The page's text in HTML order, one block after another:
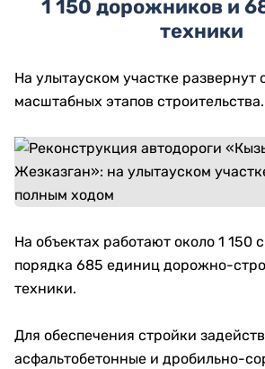
1 150 дорожников и
техники
На улытауском участке развернут
масштабных этапов строительства.
На объектах работают около 1 150
порядка 685 единиц дорожно-
техники.
Для обеспечения стройки
асфальтобетонные и дробильно-